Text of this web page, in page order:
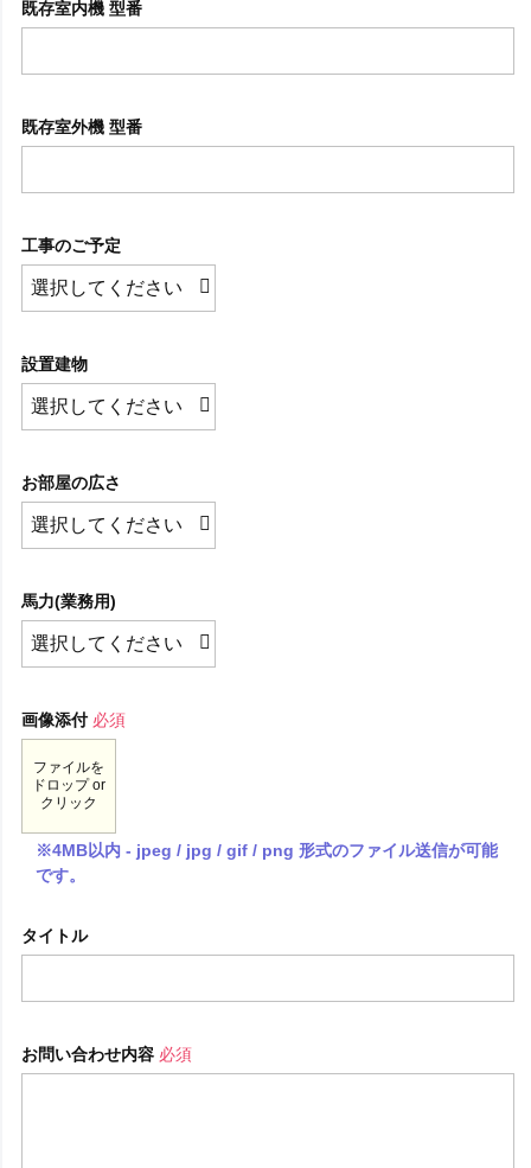
既存室内機 型番
既存室外機 型番
工事のご予定
設置建物
お部屋の広さ
馬力(業務用)
画像添付 必須
ファイルを
ドロップ or
クリック
※4MB以内 - jpeg / jpg / gif / png 形式のファイル送信が可能
です。
タイトル
お問い合わせ内容 必須